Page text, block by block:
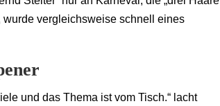
wurde vergleichsweise schnell eines
und das Thema ist vom Tisch.“ lacht